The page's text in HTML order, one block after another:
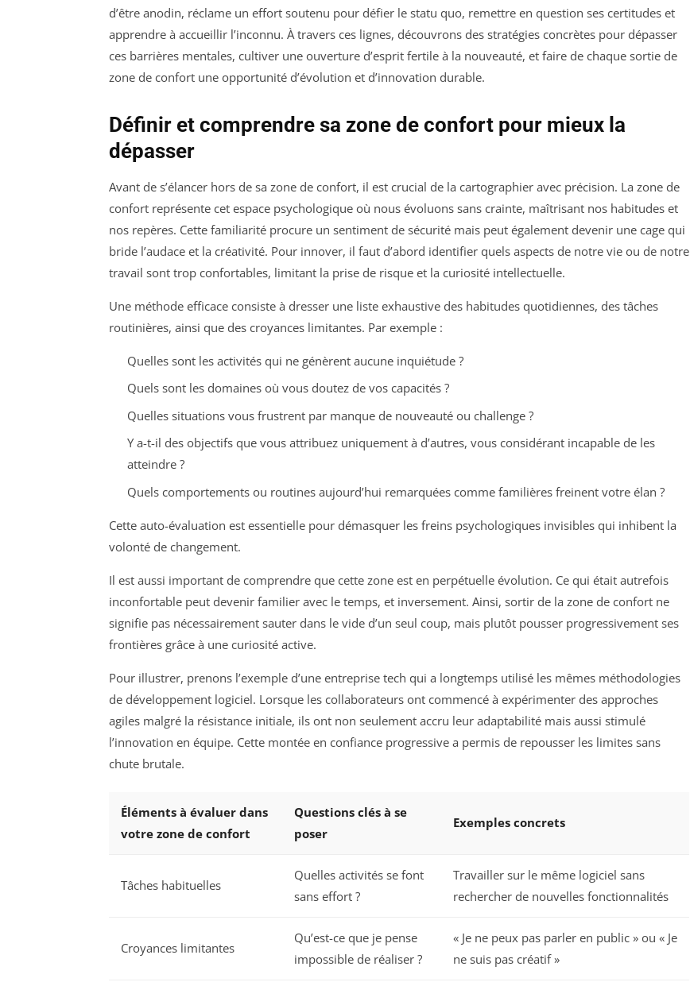
d’être anodin, réclame un effort soutenu pour défier le statu quo, remettre en question ses certitudes et
apprendre à accueillir l’inconnu. À travers ces lignes, découvrons des stratégies concrètes pour dépasser
ces barrières mentales, cultiver une ouverture d’esprit fertile à la nouveauté, et faire de chaque sortie de
zone de confort une opportunité d’évolution et d’innovation durable.
Définir et comprendre sa zone de confort pour mieux la
dépasser
Avant de s’élancer hors de sa zone de confort, il est crucial de la cartographier avec précision. La zone de
confort représente cet espace psychologique où nous évoluons sans crainte, maîtrisant nos habitudes et
nos repères. Cette familiarité procure un sentiment de sécurité mais peut également devenir une cage qui
bride l’audace et la créativité. Pour innover, il faut d’abord identifier quels aspects de notre vie ou de notre
travail sont trop confortables, limitant la prise de risque et la curiosité intellectuelle.
Une méthode efficace consiste à dresser une liste exhaustive des habitudes quotidiennes, des tâches
routinières, ainsi que des croyances limitantes. Par exemple :
Quelles sont les activités qui ne génèrent aucune inquiétude ?
Quels sont les domaines où vous doutez de vos capacités ?
Quelles situations vous frustrent par manque de nouveauté ou challenge ?
Y a-t-il des objectifs que vous attribuez uniquement à d’autres, vous considérant incapable de les
atteindre ?
Quels comportements ou routines aujourd’hui remarquées comme familières freinent votre élan ?
Cette auto-évaluation est essentielle pour démasquer les freins psychologiques invisibles qui inhibent la
volonté de changement.
Il est aussi important de comprendre que cette zone est en perpétuelle évolution. Ce qui était autrefois
inconfortable peut devenir familier avec le temps, et inversement. Ainsi, sortir de la zone de confort ne
signifie pas nécessairement sauter dans le vide d’un seul coup, mais plutôt pousser progressivement ses
frontières grâce à une curiosité active.
Pour illustrer, prenons l’exemple d’une entreprise tech qui a longtemps utilisé les mêmes méthodologies
de développement logiciel. Lorsque les collaborateurs ont commencé à expérimenter des approches
agiles malgré la résistance initiale, ils ont non seulement accru leur adaptabilité mais aussi stimulé
l’innovation en équipe. Cette montée en confiance progressive a permis de repousser les limites sans
chute brutale.
Éléments à évaluer dans
votre zone de confort
Questions clés à se
poser
Exemples concrets
Tâches habituelles
Quelles activités se font
sans effort ?
Travailler sur le même logiciel sans
rechercher de nouvelles fonctionnalités
Croyances limitantes
Qu’est-ce que je pense
impossible de réaliser ?
« Je ne peux pas parler en public » ou « Je
ne suis pas créatif »